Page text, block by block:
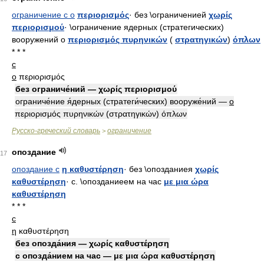
ограничение с о περιορισμός· без \ограниченией χωρίς
περιορισμού· \ограничение ядерных (стратегических)
вооружений о περιορισμός πυρηνικών ( στρατηγικών) όπλων
* * *
с
ο περιορισμός
без ограниче́ний — χωρίς περιορισμού
ограниче́ние я́дерных (стратеги́ческих) вооруже́ний — ο
περιορισμός πυρηνικών (στρατηγικών) όπλων
Русско-греческий словарь > ограничение
17
опоздание
опоздание с η καθυστέρηση· без \опозданиея χωρίς
καθυστέρηση· с. \опозданиеем на час με μια ώρα
καθυστέρηση
* * *
с
η καθυστέρηση
без опозда́ния — χωρίς καθυστέρηση
с опозда́нием на час — με μια ώρα καθυστέρηση